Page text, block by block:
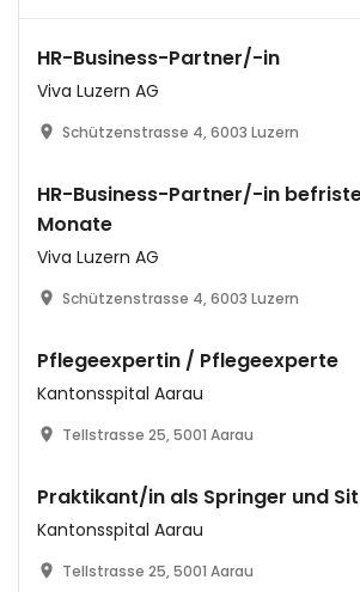
HR-Business-Partner/-in
Viva Luzern AG
Schützenstrasse 4, 6003 Luzern
HR-Business-Partner/-in
Monate
Viva Luzern AG
Schützenstrasse 4, 6003 Luzern
Pflegeexpertin / Pflegeexperte
Kantonsspital Aarau
Tellstrasse 25, 5001 Aarau
Praktikant/in als Springer und
Kantonsspital Aarau
Tellstrasse 25, 5001 Aarau